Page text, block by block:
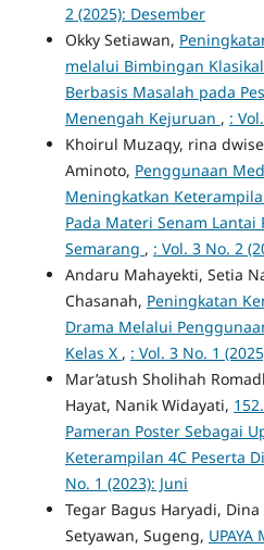
2 (2025): Desember
Okky Setiawan,
melalui Bimbingan
Berbasis Masalah pada
Menengah Kejuruan , :
Khoirul Muzaqy, rina
Aminoto, Penggunaan
Meningkatkan
Pada Materi Senam Lantai
Semarang , : Vol. 3 No. 2
Andaru Mahayekti, Setia
Chasanah, Peningkatan
Drama Melalui
Kelas X , : Vol. 3 No. 1
Mar’atush Sholihah
Hayat, Nanik Widayati,
Pameran Poster Sebagai
Keterampilan 4C Peserta
No. 1 (2023): Juni
Tegar Bagus Haryadi,
Setyawan, Sugeng, UPAYA